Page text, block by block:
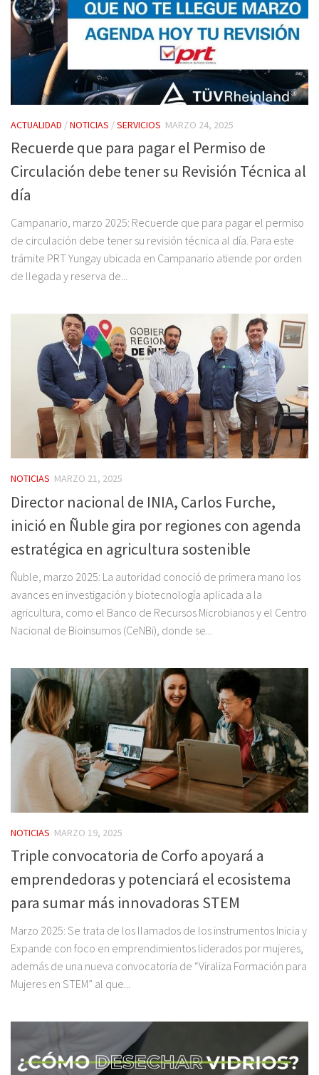
ACTUALIDAD /NOTICIAS /SERVICIOS MARZO 24, 2025
Recuerde que para pagar el Permiso de
Circulación debe tener su Revisión Técnica al
día
Campanario, marzo 2025: Recuerde que para pagar el permiso
de circulación debe tener su revisión técnica al día. Para este
trámite PRT Yungay ubicada en Campanario atiende por orden
de llegada y reserva de...
NOTICIAS MARZO 21, 2025
Director nacional de INIA, Carlos Furche,
inició en Ñuble gira por regiones con agenda
estratégica en agricultura sostenible
Ñuble, marzo 2025: La autoridad conoció de primera mano los
avances en investigación y biotecnología aplicada a la
agricultura, como el Banco de Recursos Microbianos y el Centro
Nacional de Bioinsumos (CeNBi), donde se...
NOTICIAS MARZO 19, 2025
Triple convocatoria de Corfo apoyará a
emprendedoras y potenciará el ecosistema
para sumar más innovadoras STEM
Marzo 2025: Se trata de los llamados de los instrumentos Inicia y
Expande con foco en emprendimientos liderados por mujeres,
además de una nueva convocatoria de “Viraliza Formación para
Mujeres en STEM” al que...